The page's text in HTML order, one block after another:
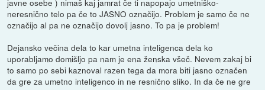
neresnično telo pa če to JASNO označijo. Problem je samo če ne
označijo al pa ne označijo dovolj jasno. To pa je problem!
Dejansko večina dela to kar umetna inteligenca dela ko
uporabljamo domišljo pa nam je ena ženska všeč. Nevem zakaj bi
to samo po sebi kaznoval razen tega da mora biti jasno označen
da gre za umetno inteligenco in ne resnično sliko. In da če ne gre